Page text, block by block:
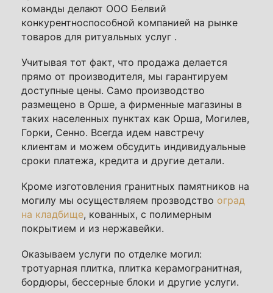
команды делают ООО Белвий
конкурентноспособной компанией на рынке
товаров для ритуальных услуг .
Учитывая тот факт, что продажа делается
прямо от производителя, мы гарантируем
доступные цены. Само производство
размещено в Орше, а фирменные магазины в
таких населенных пунктах как Орша, Могилев,
Горки, Сенно. Всегда идем навстречу
клиентам и можем обсудить индивидуальные
сроки платежа, кредита и другие детали.
Кроме изготовления гранитных памятников на
могилу мы осуществляем прозводство оград
на кладбище, кованных, с полимерным
покрытием и из нержавейки.
Оказываем услуги по отделке могил:
тротуарная плитка, плитка керамогранитная,
бордюры, бессерные блоки и другие услуги.